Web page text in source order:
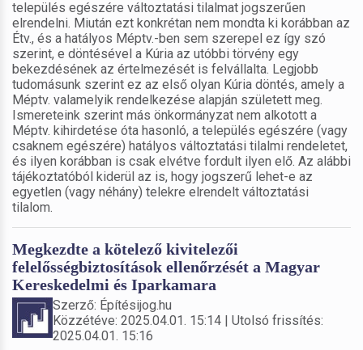
település egészére változtatási tilalmat jogszerűen
elrendelni. Miután ezt konkrétan nem mondta ki korábban az
Étv., és a hatályos Méptv.-ben sem szerepel ez így szó
szerint, e döntésével a Kúria az utóbbi törvény egy
bekezdésének az értelmezését is felvállalta. Legjobb
tudomásunk szerint ez az első olyan Kúria döntés, amely a
Méptv. valamelyik rendelkezése alapján született meg.
Ismereteink szerint más önkormányzat nem alkotott a
Méptv. kihirdetése óta hasonló, a település egészére (vagy
csaknem egészére) hatályos változtatási tilalmi rendeletet,
és ilyen korábban is csak elvétve fordult ilyen elő. Az alábbi
tájékoztatóból kiderül az is, hogy jogszerű lehet-e az
egyetlen (vagy néhány) telekre elrendelt változtatási
tilalom.
Megkezdte a kötelező kivitelezői
felelősségbiztosítások ellenőrzését a Magyar
Kereskedelmi és Iparkamara
Szerző: Építésijog.hu
Közzétéve: 2025.04.01. 15:14 | Utolsó frissítés:
2025.04.01. 15:16